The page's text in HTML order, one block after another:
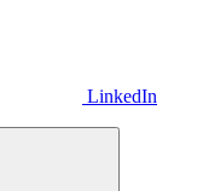
LinkedIn